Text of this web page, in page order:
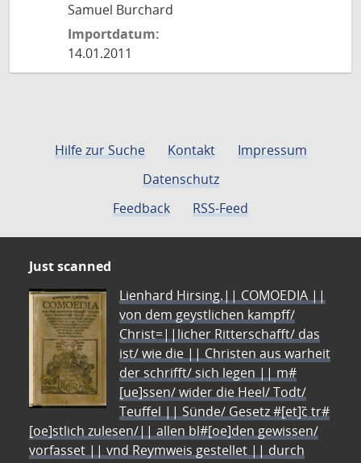
Samuel Burchard
Importdatum:
14.01.2011
Hilfe zur Suche Kontakt
Impressum
Datenschutz
Feedback
RSS-Feed
Just scanned
Lienhard Hirsing.|| COMOEDIA ||
von dem geystlichen kampff/
Christ=||licher Ritterschafft/ das
ist/ wie die || Christen aus warheit
der schrifft/ sich legen || m#
[ue]ssen/ wider die Heel/ Todt/
Teuffel || Sünde/ Gesetz #[et]c̃ tr#
[oe]stlich zulesen/|| allen bl#[oe]den gewissen/
vorfasset || vnd Reymweis gestellet || durch